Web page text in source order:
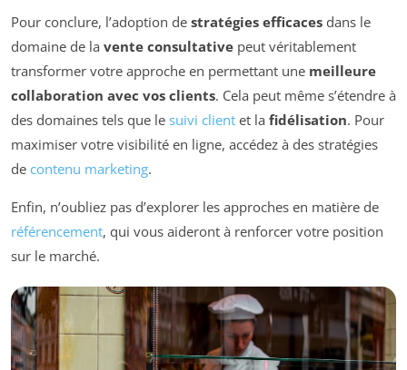
Pour conclure, l’adoption de stratégies efficaces dans le
domaine de la vente consultative peut véritablement
transformer votre approche en permettant une meilleure
collaboration avec vos clients. Cela peut même s’étendre à
des domaines tels que le suivi client et la fidélisation. Pour
maximiser votre visibilité en ligne, accédez à des stratégies
de contenu marketing.
Enfin, n’oubliez pas d’explorer les approches en matière de
référencement, qui vous aideront à renforcer votre position
sur le marché.